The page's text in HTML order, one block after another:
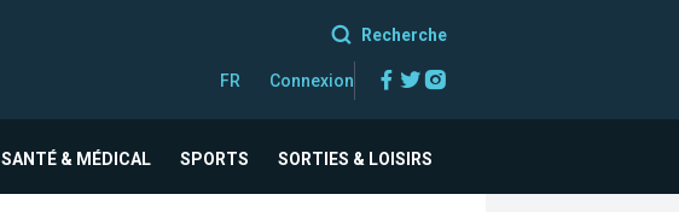
Recherche
FR Connexion Facebook
Twitter
SANTÉ & MÉDICAL SPORTS SORTIES & LOISIRS